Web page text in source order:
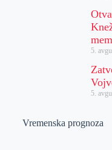
5.
5.
Vremenska prognoza